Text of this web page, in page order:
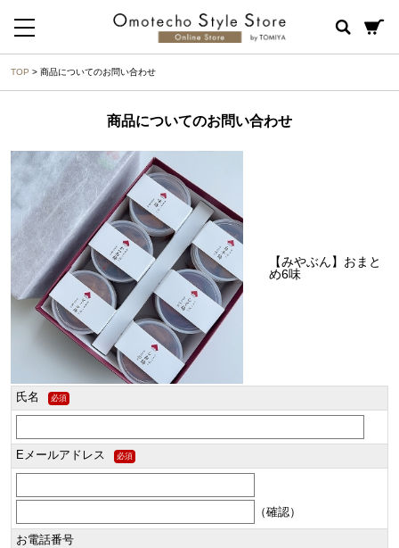
TOP > 商品についてのお問い合わせ
商品についてのお問い合わせ
【みやぶん】おまと
め6味
氏名 必須
Eメールアドレス 必須
（確認）
お電話番号